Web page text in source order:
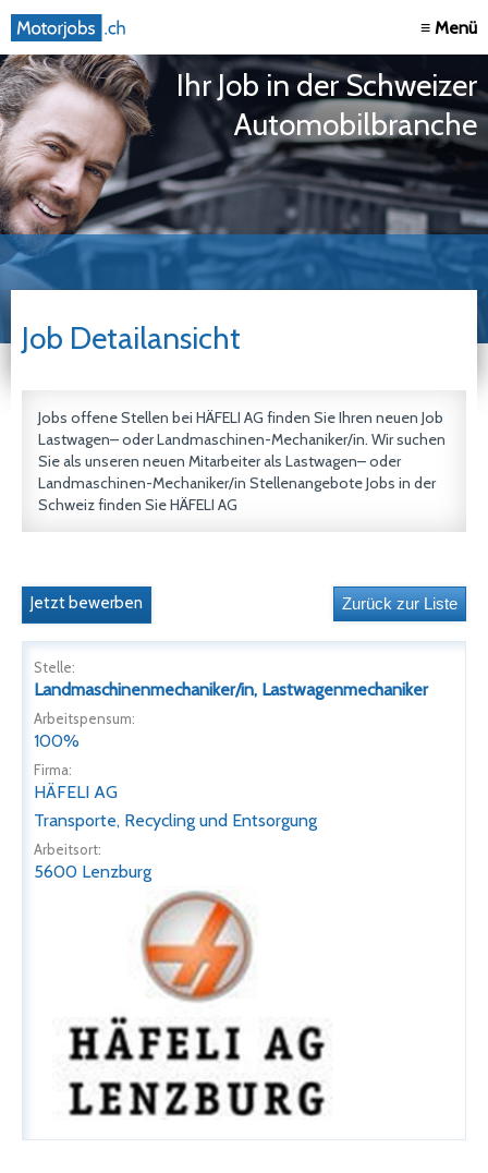
≡ Menü
Ihr Job in der Schweizer
Automobilbranche
Job Detailansicht
Jobs offene Stellen bei HÄFELI AG finden Sie Ihren neuen Job
Lastwagen– oder Landmaschinen-Mechaniker/in. Wir suchen
Sie als unseren neuen Mitarbeiter als Lastwagen– oder
Landmaschinen-Mechaniker/in Stellenangebote Jobs in der
Schweiz finden Sie HÄFELI AG
Jetzt bewerben
Stelle:
Landmaschinenmechaniker/in, Lastwagenmechaniker
Arbeitspensum:
100%
Firma:
HÄFELI AG
Transporte, Recycling und Entsorgung
Arbeitsort:
5600 Lenzburg